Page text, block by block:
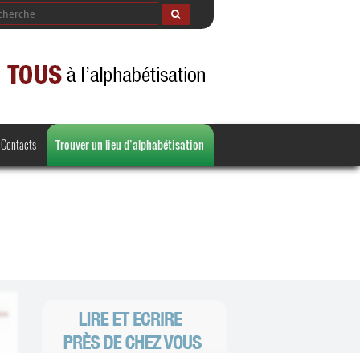
Contacts Trouver un lieu d’alphabétisation